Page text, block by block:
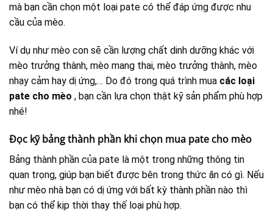
mà bạn cần chọn một loại pate có thể đáp ứng được nhu
cầu của mèo.
Ví dụ như mèo con sẽ cần lượng chất dinh dưỡng khác với
mèo trưởng thành, mèo mang thai, mèo trưởng thành, mèo
nhạy cảm hay dị ứng,… Do đó trong quá trình mua các loại
pate cho mèo , bạn cần lựa chọn thật kỹ sản phẩm phù hợp
nhé!
Đọc kỹ bảng thành phần khi chọn mua pate cho mèo
Bảng thành phần của pate là một trong những thông tin
quan trọng, giúp bạn biết được bên trong thức ăn có gì. Nếu
như mèo nhà bạn có dị ứng với bất kỳ thành phần nào thì
bạn có thể kịp thời thay thế loại phù hợp.